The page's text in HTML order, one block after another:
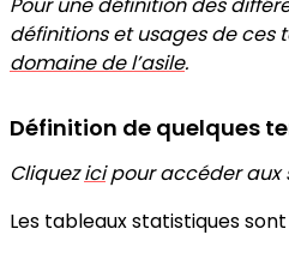
définitions et usages de
domaine de l’asile.
Définition de quelques
Cliquezicipour accéder aux
Les tableaux statistiques